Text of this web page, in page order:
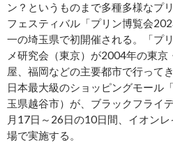
ン？というものまで多種多様なプ
フェスティバル「プリン博覧会
一の埼玉県で初開催される。「プ
メ研究会（東京）が2004年の東
屋、福岡などの主要都市で行って
日本最大級のショッピングモール
玉県越谷市）が、ブラックフライ
月17日～26日の10日間、イオン
場で実施する。